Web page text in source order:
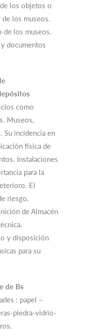
los objetos o
los museos.
de los museos.
documentos
como
Museos,
Su incidencia en
física de
Instalaciones
para la
El
riesgo.
de Almacén
y disposición
para su
de Bs
: papel –
piedra-vidrio-